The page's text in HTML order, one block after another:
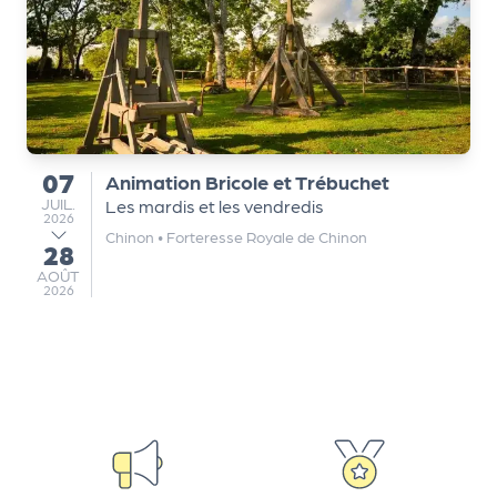
du
07
JUILLET
JUIL.
2026
au
28
AOÛT
AOÛT
2026
Animation Bricole et Trébuchet
Les mardis et les vendredis
Chinon • Forteresse Royale de Chinon
r
t
e
n
a
ir
e